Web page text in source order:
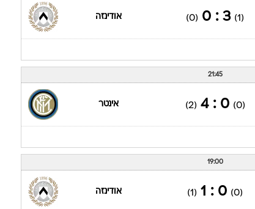
(1)
3 : 0
(0) אודינזה
21:45
(0)
0 : 4
(2) אינטר
19:00
(0)
0 : 1
(1) אודינזה